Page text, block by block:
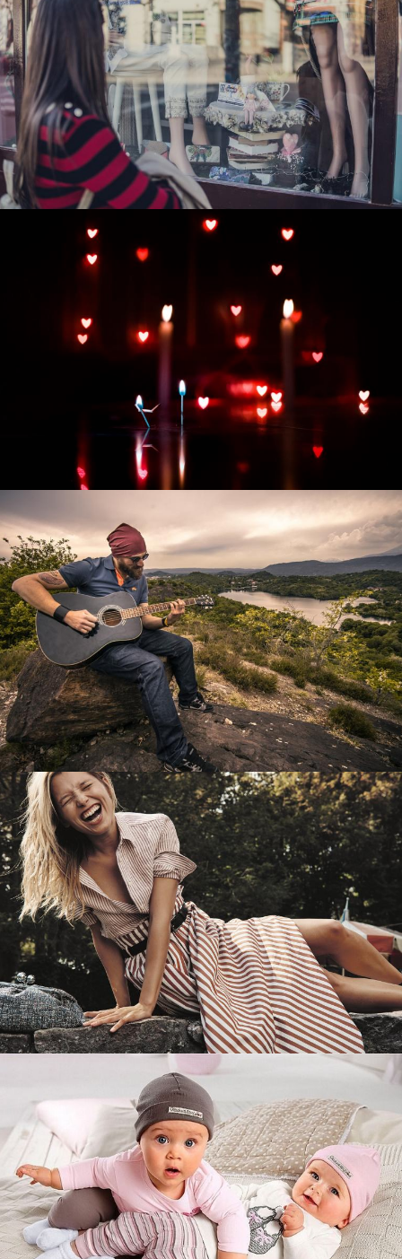
Развитие и поддержка интернет-
витрины StepClub
Смотреть проект
Развитие интернет-магазина "Всё для
праздника"
Смотреть проект
Перевод интернет-магазина
Guitaramania.ru на 1С-Битрикс
Смотреть проект
Имиджевый сайт для сети магазинов
Soho Project
Смотреть проект
Увеличили выручку интернет-
магазину topdatop.ru на 25%!